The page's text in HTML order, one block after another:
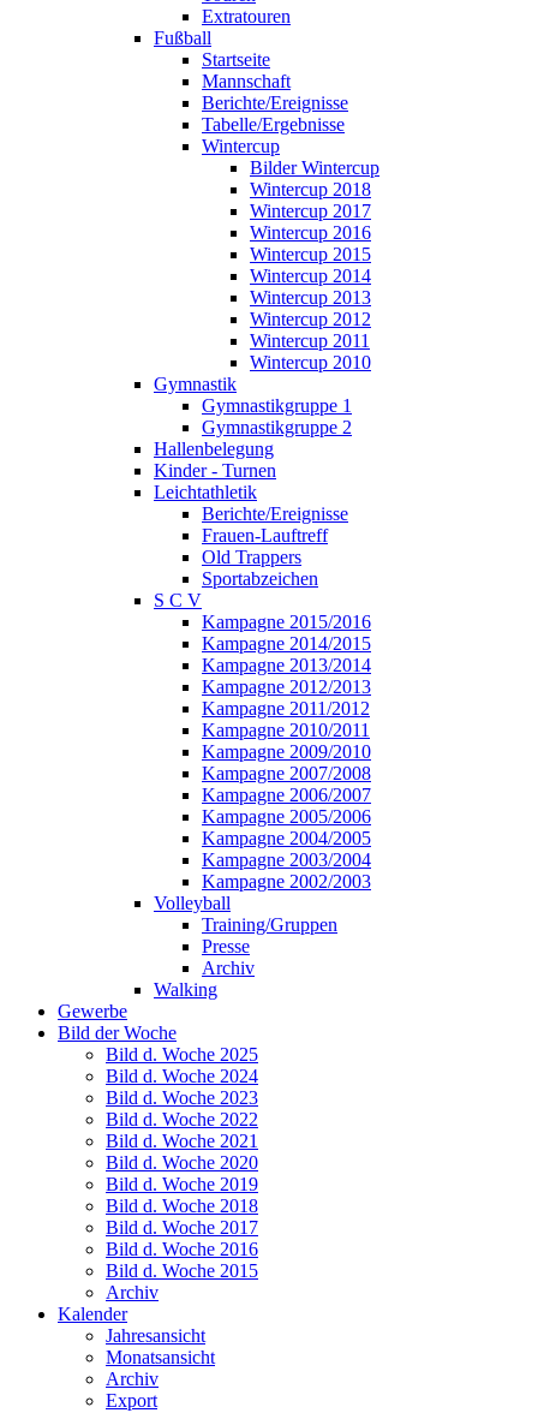
Extratouren
Fußball
Startseite
Mannschaft
Berichte/Ereignisse
Tabelle/Ergebnisse
Wintercup
Bilder Wintercup
Wintercup 2018
Wintercup 2017
Wintercup 2016
Wintercup 2015
Wintercup 2014
Wintercup 2013
Wintercup 2012
Wintercup 2011
Wintercup 2010
Gymnastik
Gymnastikgruppe 1
Gymnastikgruppe 2
Hallenbelegung
Kinder - Turnen
Leichtathletik
Berichte/Ereignisse
Frauen-Lauftreff
Old Trappers
Sportabzeichen
S C V
Kampagne 2015/2016
Kampagne 2014/2015
Kampagne 2013/2014
Kampagne 2012/2013
Kampagne 2011/2012
Kampagne 2010/2011
Kampagne 2009/2010
Kampagne 2007/2008
Kampagne 2006/2007
Kampagne 2005/2006
Kampagne 2004/2005
Kampagne 2003/2004
Kampagne 2002/2003
Volleyball
Training/Gruppen
Presse
Archiv
Walking
Gewerbe
Bild der Woche
Bild d. Woche 2025
Bild d. Woche 2024
Bild d. Woche 2023
Bild d. Woche 2022
Bild d. Woche 2021
Bild d. Woche 2020
Bild d. Woche 2019
Bild d. Woche 2018
Bild d. Woche 2017
Bild d. Woche 2016
Bild d. Woche 2015
Archiv
Kalender
Jahresansicht
Monatsansicht
Archiv
Export